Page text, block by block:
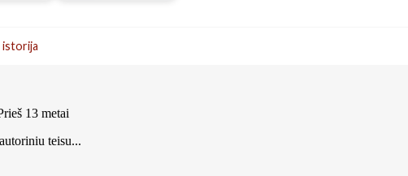
istorija